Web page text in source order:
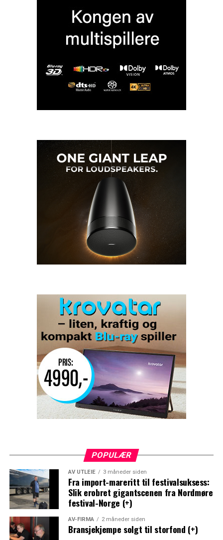
POPULÆR
AV UTLEIE 3 måneder siden
Fra import-mareritt til festivalsuksess:
Slik erobret gigantscenen fra Nordmøre
festival-Norge (+)
AV-FIRMA 2 måneder siden
Bransjekjempe solgt til storfond (+)